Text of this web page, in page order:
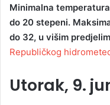
Minimalna
do 20 stepeni.
do 32, u višim
Republičkog
Utorak, 9.